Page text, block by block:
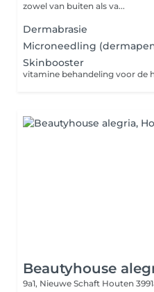
zowel van buiten als va...
Dermabrasie
Microneedling
Skinbooster
vitamine behandeling voor de
Beautyhouse
9a1, Nieuwe Schaft Houten